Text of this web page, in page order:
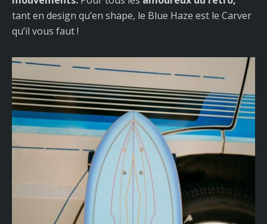
tant en design qu’en shape, le Blue Haze est le Carver
qu’il vous faut !